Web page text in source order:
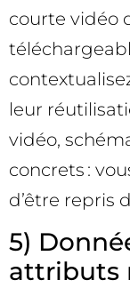
courte vidéo
leur
vidéo,
concrets :
d’être repris
5)
attributs